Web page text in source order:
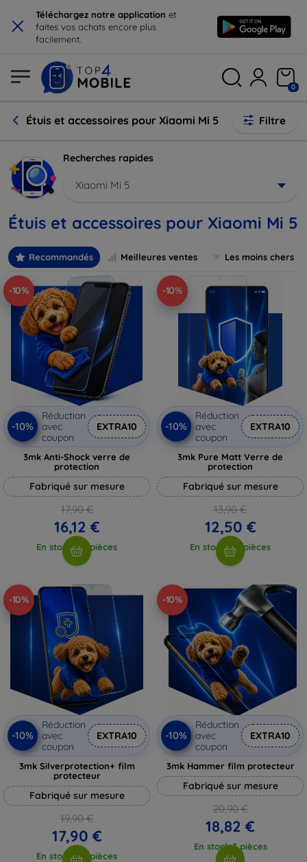
× Téléchargez notre application et
faites vos achats encore plus
facilement.
0
Étuis et accessoires pour Xiaomi Mi 5 Filtre
Recherches rapides
Xiaomi Mi 5
Étuis et accessoires pour Xiaomi Mi 5
Recommandés Meilleures ventes Les moins chers
-10%
-10%
Réduction
avec
coupon
EXTRA10
3mk Anti-Shock verre de
protection
Fabriqué sur mesure
17,90 €
16,12 €
En stock > 5 pièces
-10%
-10%
Réduction
avec
coupon
EXTRA10
3mk Pure Matt Verre de
protection
Fabriqué sur mesure
13,90 €
12,50 €
En stock > 5 pièces
-10%
-10%
Réduction
avec
coupon
EXTRA10
3mk Silverprotection+ film
protecteur
Fabriqué sur mesure
19,90 €
17,90 €
En stock > 5 pièces
-10%
-10%
Réduction
avec
coupon
EXTRA10
3mk Hammer film protecteur
Fabriqué sur mesure
20,90 €
18,82 €
En stock 3 pièces